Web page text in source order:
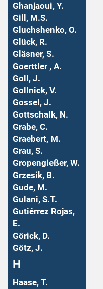
Ghanjaoui, Y.
Gill, M.S.
Gluchshenko, O.
Glück, R.
Gläsner, S.
Goerttler , A.
Goll, J.
Gollnick, V.
Gossel, J.
Gottschalk, N.
Grabe, C.
Graebert, M.
Grau, S.
Gropengießer, W.
Grzesik, B.
Gude, M.
Gulani, S.T.
Gutiérrez Rojas,
E.
Görick, D.
Götz, J.
H
Haase, T.